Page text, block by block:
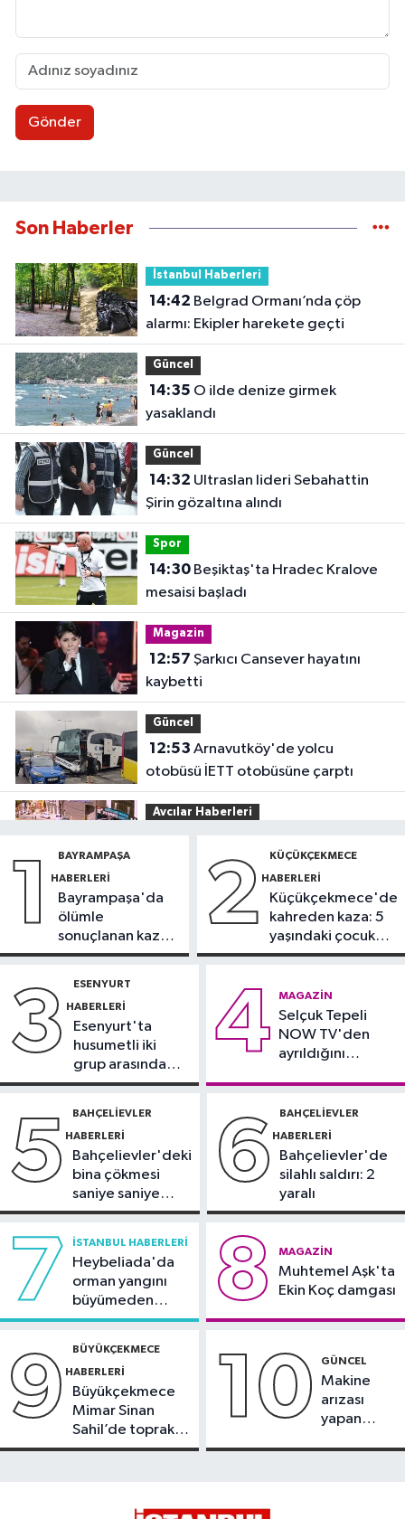
Gönder
Son Haberler
İstanbul Haberleri
14:42
alarmı: Ekipler harekete geçti
Güncel
14:35
yasaklandı
Güncel
14:32
Şirin gözaltına alındı
Spor
14:30Beşiktaş'ta Hradec Kralove
mesaisi başladı
Magazin
12:57
kaybetti
Güncel
12:53
otobüsü İETT otobüsüne çarptı
Avcılar Haberleri
kazaya neden oldu
Küçükçekmece Haberleri
Deresi'nde batık tekneler
Kadınlarda oran yüzde 40’larda
yağış ve fırtına geliyor
1 BAYRAMPAŞA
HABERLERI
Bayrampaşa'da
ölümle
sonuçlanan kaza:
Sürücü
2 KÜÇÜKÇEKMECE
HABERLERI
Küçükçekmece'de
kahreden kaza: 5
yaşındaki çocuk
yoğun bakımda
3 ESENYURT
HABERLERI
Esenyurt'ta
husumetli iki
grup arasında
silahlı kavga
4 MAGAZIN
Selçuk Tepeli
NOW TV'den
ayrıldığını
5 BAHÇELIEVLER
HABERLERI
Bahçelievler'deki
bina çökmesi
saniye saniye
görüntülendi
6 BAHÇELIEVLER
HABERLERI
Bahçelievler'de
silahlı saldırı: 2
yaralı
7 İSTANBUL HABERLERI
Heybeliada'da
orman yangını
büyümeden
söndürüldü
8 MAGAZIN
Muhtemel Aşk'ta
Ekin Koç damgası
9 BÜYÜKÇEKMECE
HABERLERI
Büyükçekmece
Mimar Sinan
Sahil’de toprak
kayması
10 GÜNCEL
Makine
arızası
yapan